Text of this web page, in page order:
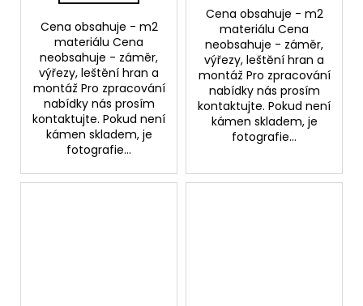
Cena obsahuje - m2
materiálu Cena
neobsahuje - záměr,
výřezy, leštění hran a
montáž Pro zpracování
nabídky nás prosím
kontaktujte. Pokud není
kámen skladem, je
fotografie...
Cena obsahuje - m2
materiálu Cena
neobsahuje - záměr,
výřezy, leštění hran a
montáž Pro zpracování
nabídky nás prosím
kontaktujte. Pokud není
kámen skladem, je
fotografie...